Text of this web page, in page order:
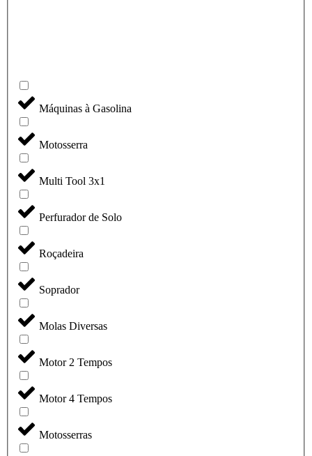
Máquinas à Gasolina
Motosserra
Multi Tool 3x1
Perfurador de Solo
Roçadeira
Soprador
Molas Diversas
Motor 2 Tempos
Motor 4 Tempos
Motosserras